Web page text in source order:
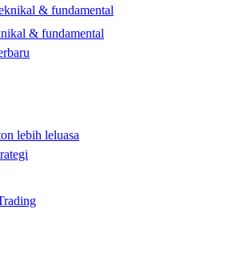
& fundamental
& fundamental
lebih leluasa